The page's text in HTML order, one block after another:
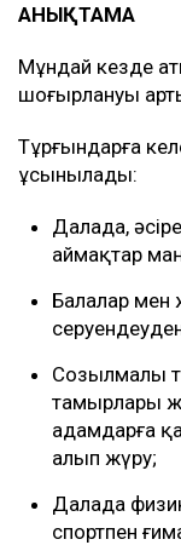
АНЫҚТАМА
Мұндай кезде
шоғырлануы
Тұрғындарға
ұсынылады:
Далада,
аймақтар
Балалар мен
Созылмалы
тамырлары
адамдарға
алып жүру;
Далада
спортпен